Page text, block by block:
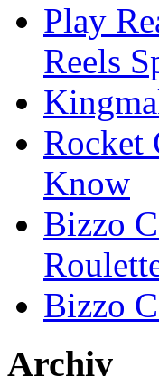
Play
Reels
Rocket
Know
Bizzo
Bizzo
Archiv